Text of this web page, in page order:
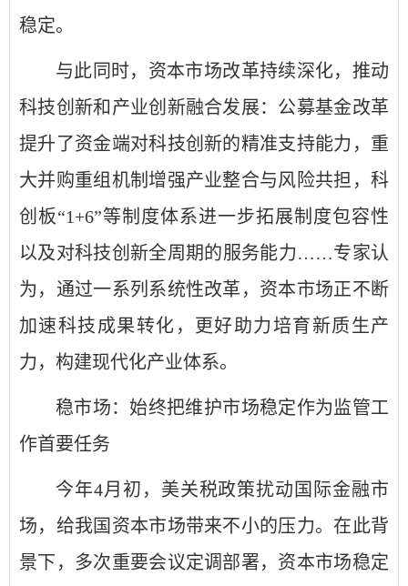
稳定。
与此同时，资本市场改革持续深化，推动
科技创新和产业创新融合发展：公募基金改革
提升了资金端对科技创新的精准支持能力，重
大并购重组机制增强产业整合与风险共担，科
创板“1+6”等制度体系进一步拓展制度包容性
以及对科技创新全周期的服务能力……专家认
为，通过一系列系统性改革，资本市场正不断
加速科技成果转化，更好助力培育新质生产
力，构建现代化产业体系。
稳市场：始终把维护市场稳定作为监管工
作首要任务
今年4月初，美关税政策扰动国际金融市
场，给我国资本市场带来不小的压力。在此背
景下，多次重要会议定调部署，资本市场稳定